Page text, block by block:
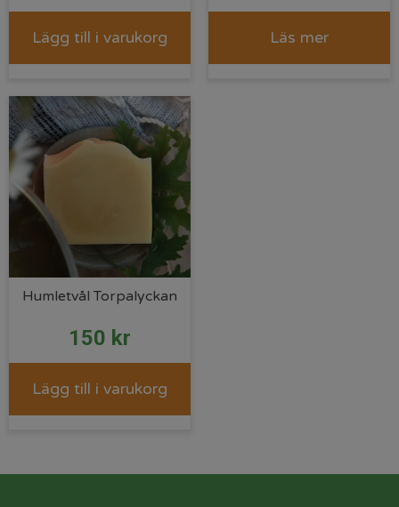
Lägg till i varukorg Läs mer
Humletvål Torpalyckan
150 kr
Lägg till i varukorg